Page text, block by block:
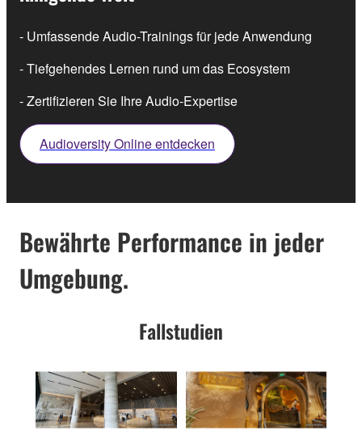
- Umfassende Audio-Trainings für jede Anwendung
- Tiefgehendes Lernen rund um das Ecosystem
- Zertifizieren Sie Ihre Audio-Expertise
Audioversity Online entdecken
Bewährte Performance in jeder
Umgebung.
Fallstudien